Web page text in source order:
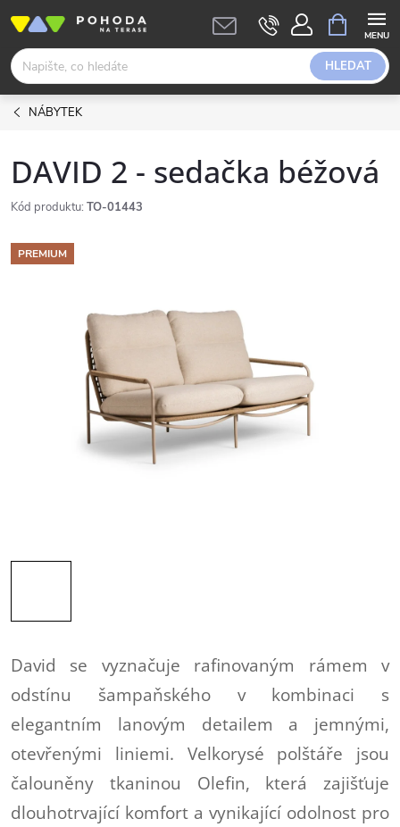
obsah
HLEDAT
NÁKUPNÍ
KOŠÍK
NÁBYTEK
DAVID 2 - sedačka béžová
Kód produktu: TO-01443
PREMIUM
David se vyznačuje rafinovaným rámem v
odstínu šampaňského v kombinaci s
elegantním lanovým detailem a jemnými,
otevřenými liniemi. Velkorysé polštáře jsou
čalouněny tkaninou Olefin, která zajišťuje
dlouhotrvající komfort a vynikající odolnost pro